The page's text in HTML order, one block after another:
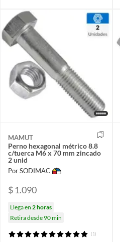
MAMUT
Perno hexagonal métrico 8.8
c/tuerca M6 x 70 mm zincado
2 unid
Por SODIMAC
$ 1.090
Llega en 2 horas
Retira desde 90 min
(1)